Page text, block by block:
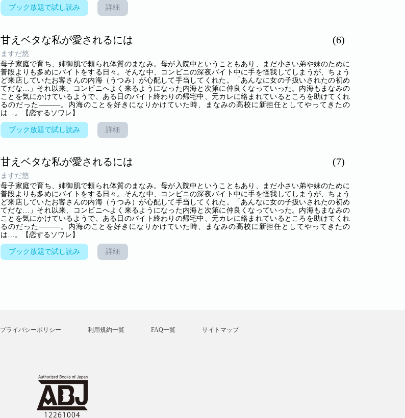
ブック放題で試し読み 詳細
甘えベタな私が愛されるには (6)
ますだ悠
母子家庭で育ち、姉御肌で頼られ体質のまなみ。母が入院中ということもあり、まだ小さい弟や妹のために
普段よりも多めにバイトをする日々。そんな中、コンビニの深夜バイト中に手を怪我してしまうが、ちょう
ど来店していたお客さんの内海（うつみ）が心配して手当してくれた。「あんなに女の子扱いされたの初め
てだな…」それ以来、コンビニへよく来るようになった内海と次第に仲良くなっていった。内海もまなみの
ことを気にかけているようで、ある日のバイト終わりの帰宅中、元カレに絡まれているところを助けてくれ
るのだった―――。内海のことを好きになりかけていた時、まなみの高校に新担任としてやってきたの
は…。【恋するソワレ】
ブック放題で試し読み 詳細
甘えベタな私が愛されるには (7)
ますだ悠
母子家庭で育ち、姉御肌で頼られ体質のまなみ。母が入院中ということもあり、まだ小さい弟や妹のために
普段よりも多めにバイトをする日々。そんな中、コンビニの深夜バイト中に手を怪我してしまうが、ちょう
ど来店していたお客さんの内海（うつみ）が心配して手当してくれた。「あんなに女の子扱いされたの初め
てだな…」それ以来、コンビニへよく来るようになった内海と次第に仲良くなっていった。内海もまなみの
ことを気にかけているようで、ある日のバイト終わりの帰宅中、元カレに絡まれているところを助けてくれ
るのだった―――。内海のことを好きになりかけていた時、まなみの高校に新担任としてやってきたの
は…。【恋するソワレ】
ブック放題で試し読み 詳細
プライバシーポリシー 利用規約一覧 FAQ一覧 サイトマップ